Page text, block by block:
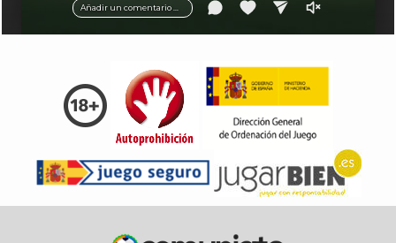
Añadir un comentario ...